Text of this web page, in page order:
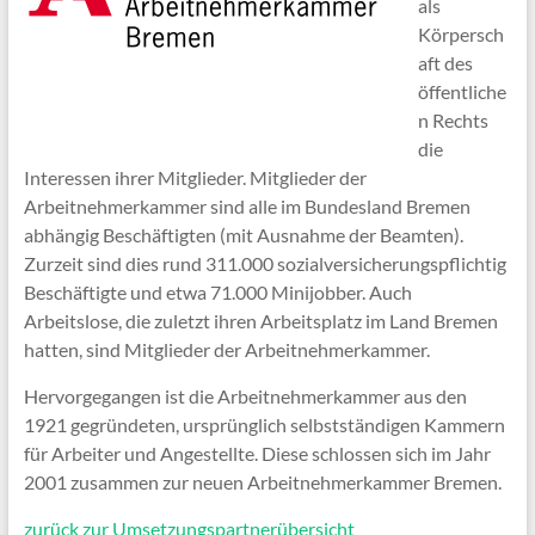
als
Körpersch
aft des
öffentliche
n Rechts
die
Interessen ihrer Mitglieder. Mitglieder der
Arbeitnehmerkammer sind alle im Bundesland Bremen
abhängig Beschäftigten (mit Ausnahme der Beamten).
Zurzeit sind dies rund 311.000 sozialversicherungspflichtig
Beschäftigte und etwa 71.000 Minijobber. Auch
Arbeitslose, die zuletzt ihren Arbeitsplatz im Land Bremen
hatten, sind Mitglieder der Arbeitnehmerkammer.
Hervorgegangen ist die Arbeitnehmerkammer aus den
1921 gegründeten, ursprünglich selbstständigen Kammern
für Arbeiter und Angestellte. Diese schlossen sich im Jahr
2001 zusammen zur neuen Arbeitnehmerkammer Bremen.
zurück zur Umsetzungspartnerübersicht